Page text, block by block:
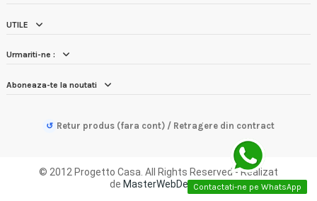
Contactati-ne pe WhatsApp
UTILE
↺ Retur produs (fara cont) / Retragere din contract
Urmariti-ne :
Aboneaza-te la noutati
© 2012 Progetto Casa. All Rights Reserved - Realizat
de MasterWebDesign